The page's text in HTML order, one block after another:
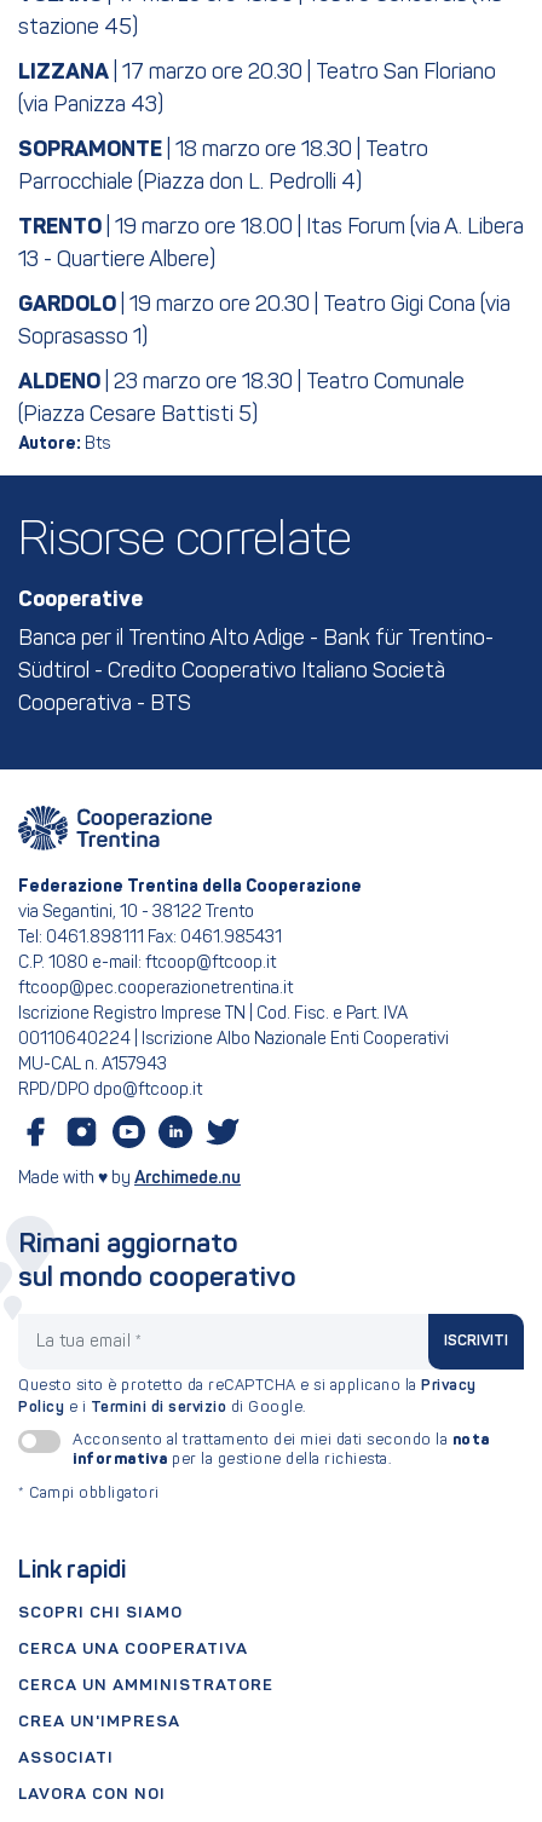
stazione 45)
LIZZANA | 17 marzo ore 20.30 | Teatro San Floriano
(via Panizza 43)
SOPRAMONTE | 18 marzo ore 18.30 | Teatro
Parrocchiale (Piazza don L. Pedrolli 4)
TRENTO | 19 marzo ore 18.00 | Itas Forum (via A. Libera
13 - Quartiere Albere)
GARDOLO | 19 marzo ore 20.30 | Teatro Gigi Cona (via
Soprasasso 1)
ALDENO | 23 marzo ore 18.30 | Teatro Comunale
(Piazza Cesare Battisti 5)
Autore: Bts
Risorse correlate
Cooperative
Banca per il Trentino Alto Adige - Bank für Trentino-
Südtirol - Credito Cooperativo Italiano Società
Cooperativa - BTS
Federazione Trentina della Cooperazione
via Segantini, 10 - 38122 Trento
Tel: 0461.898111 Fax: 0461.985431
C.P. 1080 e-mail: ftcoop@ftcoop.it
ftcoop@pec.cooperazionetrentina.it
Iscrizione Registro Imprese TN | Cod. Fisc. e Part. IVA
00110640224 | Iscrizione Albo Nazionale Enti Cooperativi
MU-CAL n. A157943
RPD/DPO dpo@ftcoop.it
Made with ♥ by Archimede.nu
Link rapidi
SCOPRI CHI SIAMO
CERCA UNA COOPERATIVA
CERCA UN AMMINISTRATORE
CREA UN'IMPRESA
ASSOCIATI
LAVORA CON NOI
Rimani aggiornato
sul mondo cooperativo
ISCRIVITI
Questo sito è protetto da reCAPTCHA e si applicano la Privacy
Policy e i Termini di servizio di Google.
Acconsento al trattamento dei miei dati secondo la nota
informativa per la gestione della richiesta.
* Campi obbligatori